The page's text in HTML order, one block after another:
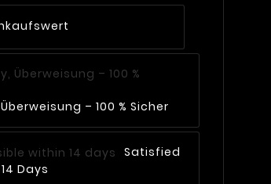
– 100 % Sicher
Satisfied
Days